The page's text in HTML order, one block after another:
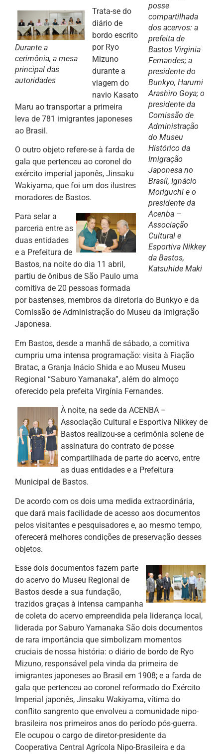
posse
compartilhada
dos acervos: a
prefeita de
Bastos Virginia
Fernandes; a
presidente do
Bunkyo, Harumi
Arashiro Goya; o
presidente da
Comissão de
Administração
do Museu
Histórico da
Imigração
Japonesa no
Brasil, Ignácio
Moriguchi e o
presidente da
Acenba –
Associação
Cultural e
Esportiva Nikkey
da Bastos,
Katsuhide Maki
Durante a
cerimônia, a mesa
principal das
autoridades
Trata-se do
diário de
bordo escrito
por Ryo
Mizuno
durante a
viagem do
navio Kasato
Maru ao transportar a primeira
leva de 781 imigrantes japoneses
ao Brasil.
O outro objeto refere-se à farda de
gala que pertenceu ao coronel do
exército imperial japonês, Jinsaku
Wakiyama, que foi um dos ilustres
moradores de Bastos.
Para selar a
parceria entre as
duas entidades
e a Prefeitura de
Bastos, na noite do dia 11 abril,
partiu de ônibus de São Paulo uma
comitiva de 20 pessoas formada
por bastenses, membros da diretoria do Bunkyo e da
Comissão de Administração do Museu da Imigração
Japonesa.
Em Bastos, desde a manhã de sábado, a comitiva
cumpriu uma intensa programação: visita à Fiação
Bratac, a Granja Inácio Shida e ao Museu Museu
Regional “Saburo Yamanaka”, além do almoço
oferecido pela prefeita Virgínia Fernandes.
À noite, na sede da ACENBA –
Associação Cultural e Esportiva Nikkey de
Bastos realizou-se a cerimônia solene de
assinatura do contrato de posse
compartilhada de parte do acervo, entre
as duas entidades e a Prefeitura
Municipal de Bastos.
De acordo com os dois uma medida extraordinária,
que dará mais facilidade de acesso aos documentos
pelos visitantes e pesquisadores e, ao mesmo tempo,
oferecerá melhores condições de preservação desses
objetos.
Esse dois documentos fazem parte
do acervo do Museu Regional de
Bastos desde a sua fundação,
trazidos graças à intensa campanha
de coleta do acervo empreendida pela liderança local,
liderada por Saburo Yamanaka São dois documentos
de rara importância que simbolizam momentos
cruciais de nossa história: o diário de bordo de Ryo
Mizuno, responsável pela vinda da primeira de
imigrantes japoneses ao Brasil em 1908; e a farda de
gala que pertenceu ao coronel reformado do Exército
Imperial japonês, Jinsaku Wakiyama, vítima do
conflito sangrento que envolveu a comunidade nipo-
brasileira nos primeiros anos do período pós-guerra.
Ele ocupou o cargo de diretor-presidente da
Cooperativa Central Agrícola Nipo-Brasileira e da